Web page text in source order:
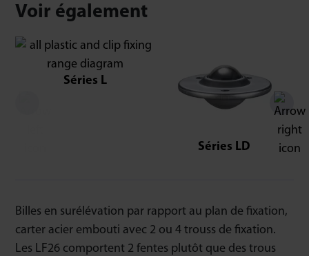
Voir également
Séries L
Séries LD
Billes en surélévation par rapport au plan de fixation,
carter acier embouti avec 2 ou 4 trouss de fixation.
Les LF26 comportent 2 fentes plutôt que des trous